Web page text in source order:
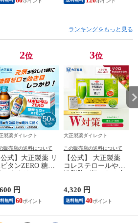
栄養剤 リポビタ
ン
ランキングをもっと見る
2位
製薬ダイレクト
販売店の送料について
公式】大正製薬 リ
タンZERO 糖類
50本 栄養ドリ
栄養剤 リポビ
低カロリー ビ
円
無料 60
3位
大正製薬ダイレクト
この販売店の送料について
【公式】 大正製薬
コレステロールや中
品 ３０袋入り １日
１回１袋目安
LDL（悪玉）コレス
4,320 円
送料無料 40